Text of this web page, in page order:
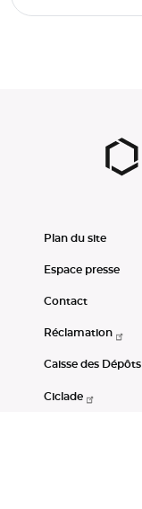
Plan du site
Espace presse
Contact
Réclamation
Caisse des Dépôts
Ciclade